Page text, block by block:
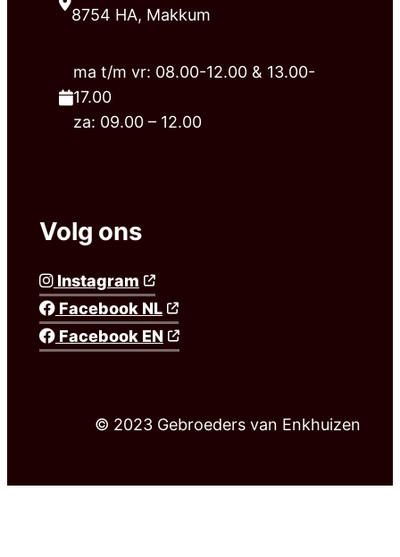
8754 HA, Makkum
ma t/m vr: 08.00-12.00 & 13.00-
17.00
za: 09.00 – 12.00
Volg ons
Instagram
Facebook NL
Facebook EN
© 2023 Gebroeders van Enkhuizen